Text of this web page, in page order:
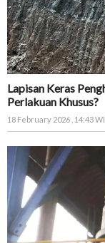
Lapisan Keras
Perlakuan Khusus?
18 February 2026 , 14:43